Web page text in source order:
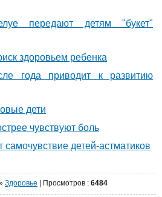
передают детям "букет"
здоровьем ребенка
года приводит к развитию
дети
чувствуют боль
самочувствие детей-астматиков
Здоровье Просмотров : 6484